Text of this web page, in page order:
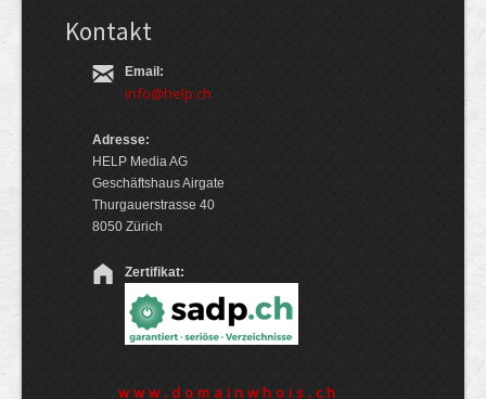
Kontakt
Email:
info@help.ch
Adresse:
HELP Media AG
Geschäftshaus Airgate
Thurgauerstrasse 40
8050 Zürich
Zertifikat:
www.domainwhois.ch